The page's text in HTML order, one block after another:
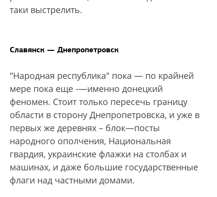
таки выстрелить.
Славянск — Днепропетровск
"Народная республика" пока — по крайней
мере пока еще -—именно донецкий
феномен. Стоит только пересечь границу
области в сторону Днепропетровска, и уже в
первых же деревнях – блок—посты
народного ополчения, Национальная
гвардия, украинские флажки на столбах и
машинах, и даже большие государственные
флаги над частными домами.